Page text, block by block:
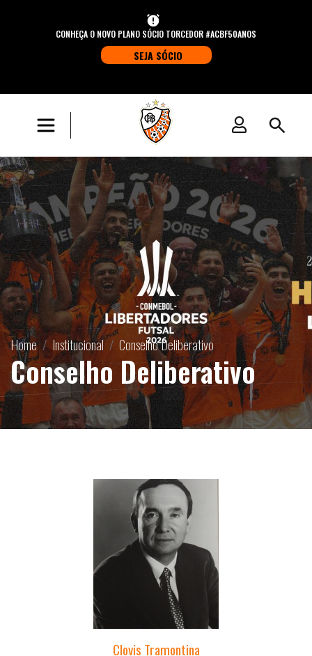
CONHEÇA O NOVO PLANO SÓCIO TORCEDOR #ACBF50ANOS
SEJA SÓCIO
Home Institucional Conselho Deliberativo
Conselho Deliberativo
Clovis Tramontina